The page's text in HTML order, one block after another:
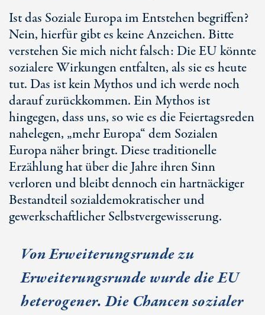
Ist das Soziale Europa im Entstehen begriffen?
Nein, hierfür gibt es keine Anzeichen. Bitte
verstehen Sie mich nicht falsch: Die EU könnte
sozialere Wirkungen entfalten, als sie es heute
tut. Das ist kein Mythos und ich werde noch
darauf zurückkommen. Ein Mythos ist
hingegen, dass uns, so wie es die Feiertagsreden
nahelegen, „mehr Europa“ dem Sozialen
Europa näher bringt. Diese traditionelle
Erzählung hat über die Jahre ihren Sinn
verloren und bleibt dennoch ein hartnäckiger
Bestandteil sozialdemokratischer und
gewerkschaftlicher Selbstvergewisserung.
Von Erweiterungsrunde zu
Erweiterungsrunde wurde die EU
heterogener. Die Chancen sozialer